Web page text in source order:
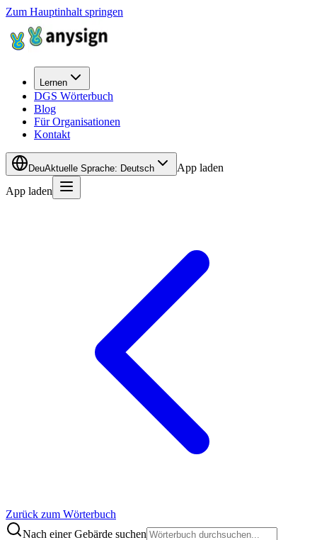
Zum Hauptinhalt springen
Lernen
DGS Wörterbuch
Blog
Für Organisationen
Kontakt
DeuAktuelle Sprache: Deutsch
App laden
App laden
Zurück zum Wörterbuch
Nach einer Gebärde suchen